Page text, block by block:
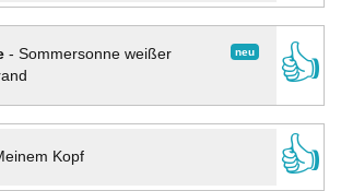
neu
- Sommersonne weißer
👍
Kopf
👍